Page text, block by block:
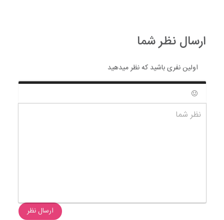
ارسال نظر شما
اولین نفری باشید که نظر میدهید
شکلک ها
نظر شما
ارسال نظر